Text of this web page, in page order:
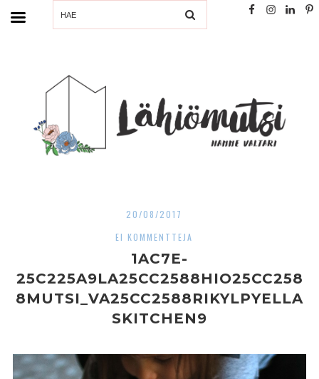
SEARCH
20/08/2017
EI KOMMENTTEJA
1AC7E-
25C225A9LA25CC2588HIO25CC258
8MUTSI_VA25CC2588RIKYLPYELLA
SKITCHEN9